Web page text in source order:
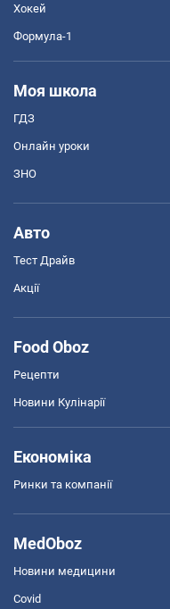
Хокей
Формула-1
Моя школа
ГДЗ
Онлайн уроки
ЗНО
Авто
Тест Драйв
Акції
Food Oboz
Рецепти
Новини Кулінарії
Економіка
Ринки та компанії
MedOboz
Новини медицини
Covid